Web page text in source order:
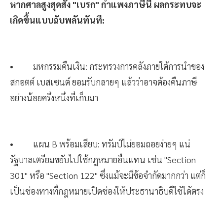
หากศาลสูงสุดสั่ง "เบรก" กำแพงภาษีนี้ ผลกระทบจะ
เกิดขึ้นแบบฉับพลันทันที:
• มหกรรมคืนเงิน: กระทรวงการคลังภายใต้การนำของ
สกอตต์ เบสเซนต์ ยอมรับกลายๆ แล้วว่าอาจต้องคืนภาษี
อย่างน้อยครึ่งหนึ่งที่เก็บมา
• แผน B พร้อมเสียบ: ทรัมป์ไม่ยอมถอยง่ายๆ แน่
รัฐบาลเตรียมขยับไปใช้กฎหมายอื่นแทน เช่น "Section
301" หรือ "Section 122" ซึ่งแม้จะมีข้อจำกัดมากกว่า แต่ก็
เป็นช่องทางที่กฎหมายเปิดช่องให้ประธานาธิบดีใช้ได้ตรง